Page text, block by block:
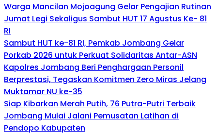
Warga Mancilan Mojoagung Gelar Pengajian Rutinan
Jumat Legi Sekaligus Sambut HUT 17 Agustus Ke- 81
RI
Sambut HUT ke-81 RI, Pemkab Jombang Gelar
Porkab 2026 untuk Perkuat Solidaritas Antar-ASN
Kapolres Jombang Beri Penghargaan Personil
Berprestasi, Tegaskan Komitmen Zero Miras Jelang
Muktamar NU ke-35
Siap Kibarkan Merah Putih, 76 Putra-Putri Terbaik
Jombang Mulai Jalani Pemusatan Latihan di
Pendopo Kabupaten